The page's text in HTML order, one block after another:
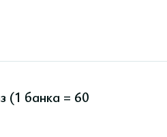
(1 банка = 60